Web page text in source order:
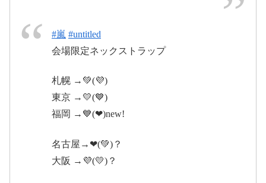
日
pic.twitter.com/lhi9MUo2XH
#嵐 #untitled
会場限定ネックストラップ
札幌 →💚(💜)
東京 →💛(💙)
福岡 →💙(❤)new!
名古屋→❤(💚)？
大阪 →💜(💛)？